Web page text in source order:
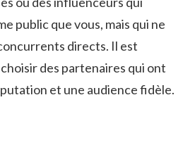
public⁢ que vous,⁤ mais qui ne
directs. Il​ est
des partenaires qui ont
et une audience fidèle.